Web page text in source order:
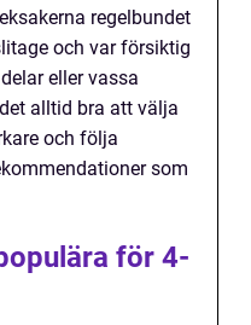
regelbundet
och var försiktig
eller vassa
alltid bra att välja
och följa
som
för 4-